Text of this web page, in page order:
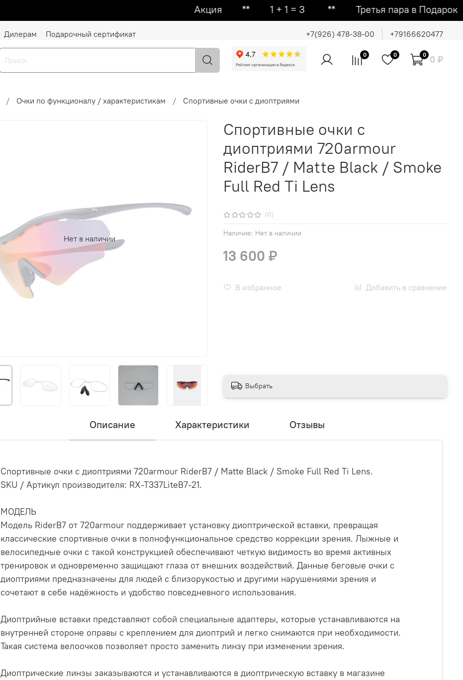
Акция ᕯ 1 + 1 = 3 ᕯ Третья пара в Подарок ᕯ
Дилерам Подарочный сертификат +7(926) 478-38-00 +79166620477
0 0 0 0 ₽
Очки по функционалу / характеристикам Спортивные очки с диоптриями
Нет в наличии
(0)
Наличие: Нет в наличии
Спортивные очки с
диоптриями 720armour
RiderB7 / Matte Black / Smoke
Full Red Ti Lens
13 600 ₽
В избранное Добавить в сравнение
Выбрать
Описание Характеристики Отзывы
Спортивные очки с диоптриями 720armour RiderB7 / Matte Black / Smoke Full Red Ti Lens.
SKU / Артикул производителя: RX-T337LiteB7-21.
МОДЕЛЬ
Модель RiderB7 от 720armour поддерживает установку диоптрической вставки, превращая
классические спортивные очки в полнофункциональное средство коррекции зрения. Лыжные и
велосипедные очки с такой конструкцией обеспечивают четкую видимость во время активных
тренировок и одновременно защищают глаза от внешних воздействий. Данные беговые очки с
диоптриями предназначены для людей с близорукостью и другими нарушениями зрения и
сочетают в себе надёжность и удобство повседневного использования.
Диоптрийные вставки представляют собой специальные адаптеры, которые устанавливаются на
внутренней стороне оправы с креплением для диоптрий и легко снимаются при необходимости.
Такая система велоочков позволяет просто заменить линзу при изменении зрения.
Диоптрические линзы заказываются и устанавливаются в диоптрическую вставку в магазине